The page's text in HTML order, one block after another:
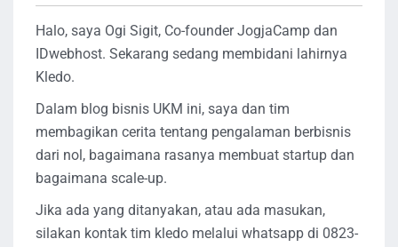
Halo, saya Ogi Sigit, Co-founder JogjaCamp dan
IDwebhost. Sekarang sedang membidani lahirnya
Kledo.
Dalam blog bisnis UKM ini, saya dan tim
membagikan cerita tentang pengalaman berbisnis
dari nol, bagaimana rasanya membuat startup dan
bagaimana scale-up.
Jika ada yang ditanyakan, atau ada masukan,
silakan kontak tim kledo melalui whatsapp di 0823-